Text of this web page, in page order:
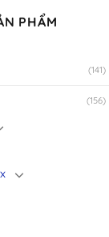
PHẨM
(141)
(156)